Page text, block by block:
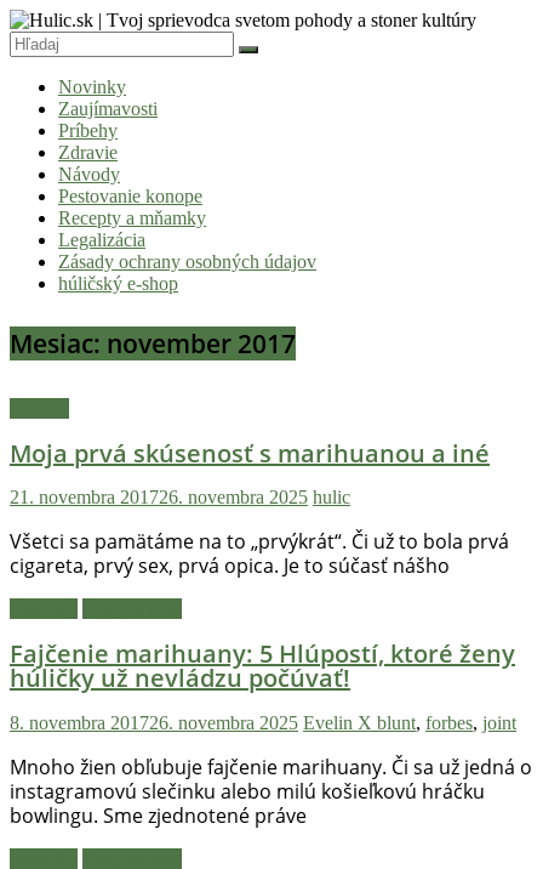
Skip
to
content
Tvoj
sprievodca
svetom
pohody
stoner
kultúry
v
komunite,
kde
čas
relatívny.
Hulic.sk
čerstvé
novinky
z
konopnej
scény,
chill-
out,
stoner
tipy
Novinky
Zaujímavosti
Príbehy
Zdravie
Návody
Pestovanie konope
Recepty a mňamky
Legalizácia
Zásady ochrany osobných údajov
húličský e-shop
Mesiac: november 2017
Moja prvá skúsenosť s marihuanou a iné
21. novembra 201726. novembra 2025 hulic
Všetci sa pamätáme na to „prvýkrát“. Či už to bola prvá
cigareta, prvý sex, prvá opica. Je to súčasť nášho
Fajčenie marihuany: 5 Hlúpostí, ktoré ženy
húličky už nevládzu počúvať!
8. novembra 201726. novembra 2025 Evelin X blunt, forbes, joint
Mnoho žien obľubuje fajčenie marihuany. Či sa už jedná o
instagramovú slečinku alebo milú košieľkovú hráčku
bowlingu. Sme zjednotené práve